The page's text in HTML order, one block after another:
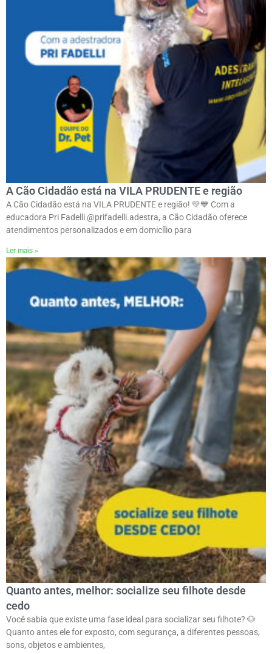
A Cão Cidadão está na VILA PRUDENTE e região
A Cão Cidadão está na VILA PRUDENTE e região! 💛💙 Com a
educadora Pri Fadelli @prifadelli.adestra, a Cão Cidadão oferece
atendimentos personalizados e em domicílio para
Ler mais »
Quanto antes, melhor: socialize seu filhote desde
cedo
Você sabia que existe uma fase ideal para socializar seu filhote? 🐶ㅤ
Quanto antes ele for exposto, com segurança, a diferentes pessoas,
sons, objetos e ambientes,